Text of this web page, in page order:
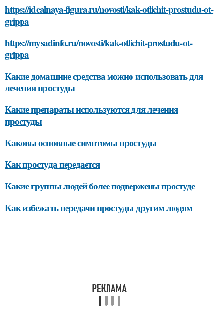
https://idealnaya-figura.ru/novosti/kak-otlichit-prostudu-ot-
grippa
https://mysadinfo.ru/novosti/kak-otlichit-prostudu-ot-
grippa
Какие домашние средства можно использовать для
лечения простуды
Какие препараты используются для лечения
простуды
Каковы основные симптомы простуды
Как простуда передается
Какие группы людей более подвержены простуде
Как избежать передачи простуды другим людям